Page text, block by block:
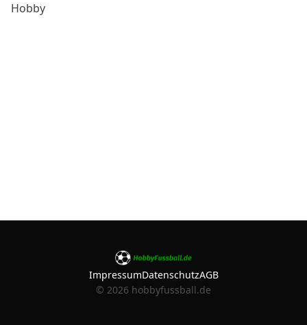
Hobby
ImpressumDatenschutzAGB
© 2026 hobbyfussball.de